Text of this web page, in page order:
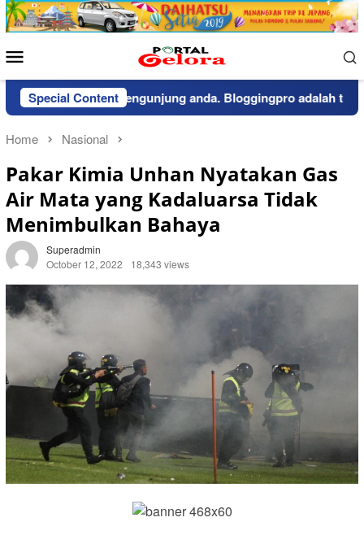
Skip
to
Menu
Special Content
kepada pengunjung anda. Bloggingpro adalah
Home Nasional
Pakar Kimia Unhan Nyatakan Gas
Air Mata yang Kadaluarsa Tidak
Menimbulkan Bahaya
Superadmin
October 12, 2022
18,343 views